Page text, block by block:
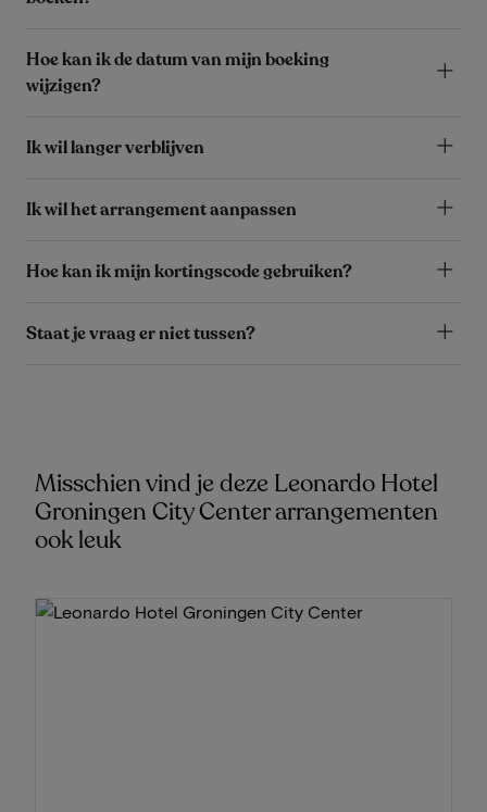
Hoe kan ik de datum van mijn boeking
wijzigen?
Ik wil langer verblijven
Ik wil het arrangement aanpassen
Hoe kan ik mijn kortingscode gebruiken?
Staat je vraag er niet tussen?
Misschien vind je deze Leonardo Hotel
Groningen City Center arrangementen
ook leuk